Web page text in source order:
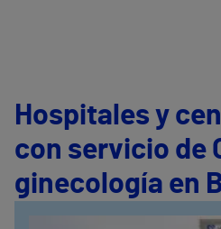
Hospitales y
con servicio de
ginecología en